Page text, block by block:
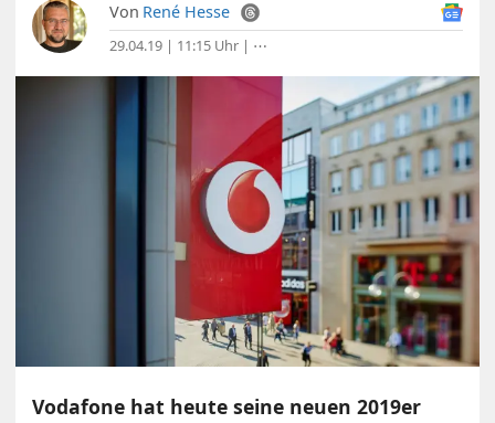
Von René Hesse
29.04.19 | 11:15 Uhr | ⋯
Vodafone hat heute seine neuen 2019er